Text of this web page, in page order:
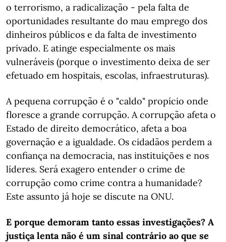
o terrorismo, a radicalização - pela falta de
oportunidades resultante do mau emprego dos
dinheiros públicos e da falta de investimento
privado. E atinge especialmente os mais
vulneráveis (porque o investimento deixa de ser
efetuado em hospitais, escolas, infraestruturas).
A pequena corrupção é o "caldo" propício onde
floresce a grande corrupção. A corrupção afeta o
Estado de direito democrático, afeta a boa
governação e a igualdade. Os cidadãos perdem a
confiança na democracia, nas instituições e nos
líderes. Será exagero entender o crime de
corrupção como crime contra a humanidade?
Este assunto já hoje se discute na ONU.
E porque demoram tanto essas investigações? A
justiça lenta não é um sinal contrário ao que se